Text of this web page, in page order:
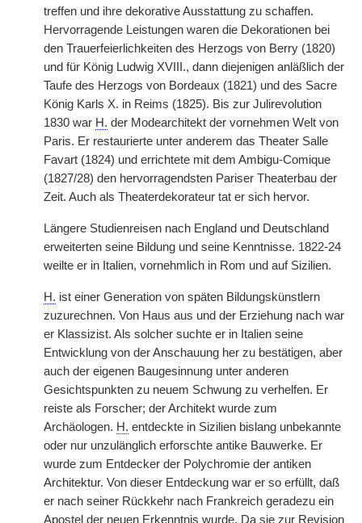
treffen und ihre dekorative Ausstattung zu schaffen.
Hervorragende Leistungen waren die Dekorationen bei
den Trauerfeierlichkeiten des Herzogs von Berry (1820)
und für König Ludwig XVIII., dann diejenigen anläßlich der
Taufe des Herzogs von Bordeaux (1821) und des Sacre
König Karls X. in Reims (1825). Bis zur Julirevolution
1830 war H. der Modearchitekt der vornehmen Welt von
Paris. Er restaurierte unter anderem das Theater Salle
Favart (1824) und errichtete mit dem Ambigu-Comique
(1827/28) den hervorragendsten Pariser Theaterbau der
Zeit. Auch als Theaterdekorateur tat er sich hervor.
Längere Studienreisen nach England und Deutschland
erweiterten seine Bildung und seine Kenntnisse. 1822-24
weilte er in Italien, vornehmlich in Rom und auf Sizilien.
H. ist einer Generation von späten Bildungskünstlern
zuzurechnen. Von Haus aus und der Erziehung nach war
er Klassizist. Als solcher suchte er in Italien seine
Entwicklung von der Anschauung her zu bestätigen, aber
auch der eigenen Baugesinnung unter anderen
Gesichtspunkten zu neuem Schwung zu verhelfen. Er
reiste als Forscher; der Architekt wurde zum
Archäologen. H. entdeckte in Sizilien bislang unbekannte
oder nur unzulänglich erforschte antike Bauwerke. Er
wurde zum Entdecker der Polychromie der antiken
Architektur. Von dieser Entdeckung war er so erfüllt, daß
er nach seiner Rückkehr nach Frankreich geradezu ein
Apostel der neuen Erkenntnis wurde. Da sie zur Revision